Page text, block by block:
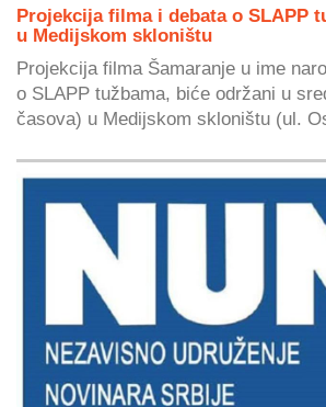
Projekcija filma i debata o SLAPP
u Medijskom skloništu
Projekcija filma Šamaranje u ime
o SLAPP tužbama, biće održani u
časova) u Medijskom skloništu (ul.